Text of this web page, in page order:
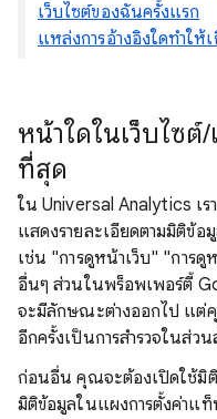
เว็บไซต์ของฉันครั้งแรก
แหล่งการอ้างอิงใดทําใ
หน้าใดในเว็บไซต์
ที่สุด
ใน Universal Analytics เร
แสดงรายละเอียดตามมิติข้อ
เช่น "การดูหน้าเว็บ" "การ
อื่นๆ ส่วนในพร็อพเพอร์ตี้
จะมีลักษณะต่างออกไป แต่คุ
อีกครั้งเป็นการสํารวจในส่วน
ก่อนอื่น คุณจะต้องเปิดใช้มิ
มิติข้อมูลในแผงการตั้งค่าแ